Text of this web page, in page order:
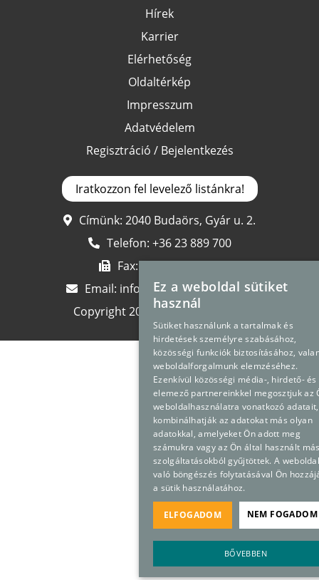
Hírek
Karrier
Elérhetőség
Oldaltérkép
Impresszum
Adatvédelem
Regisztráció / Bejelentkezés
Iratkozzon fel levelező listánkra!
Címünk: 2040 Budaörs, Gyár u. 2.
Telefon: +36 23 889 700
Fax:+36 23 889 710
Email: info@premedpharma.hu
Copyright 2024Premed Pharma
Ez a weboldal sütiket
használ
Sütiket használunk a tartalmak és
hirdetések személyre szabásához,
közösségi funkciók biztosításához,
weboldalforgalmunk elemzéséhez.
Ezenkívül közösségi média-, hirdető- és
elemező partnereinkkel megosztjuk az
weboldalhasználatra vonatkozó
kombinálhatják az adatokat más olyan
adatokkal, amelyeket Ön adott meg
számukra vagy az Ön által használt
szolgáltatásokból gyűjtöttek. A
való böngészés folytatásával Ön
a sütik használatához.
BŐVEBBEN
ELFOGADOM NEM